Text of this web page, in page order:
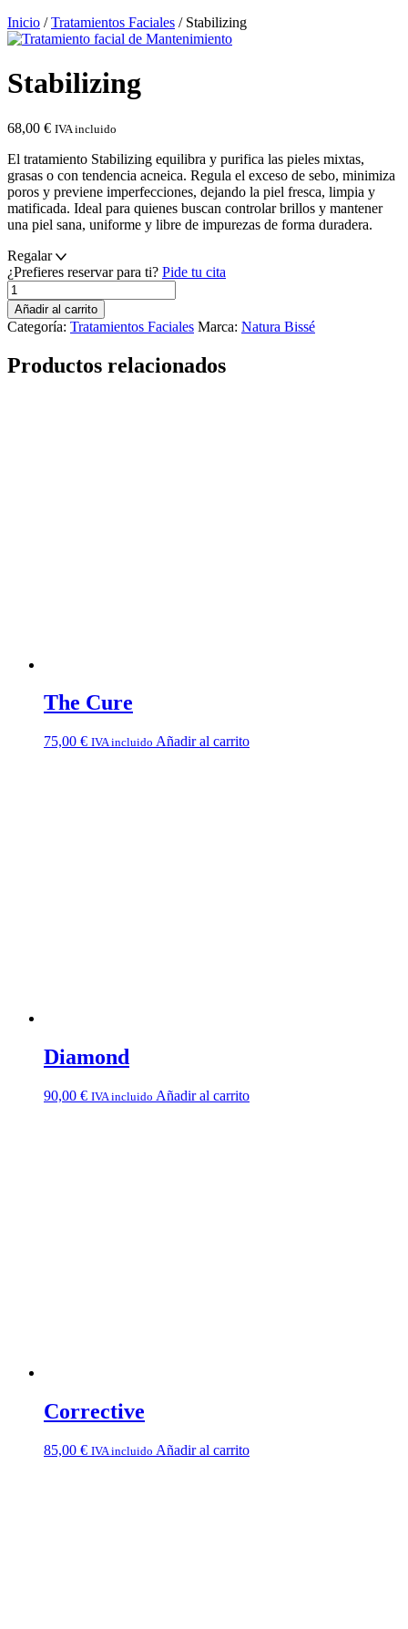
Inicio /Tratamientos Faciales / Stabilizing
Stabilizing
68,00 € IVA incluido
El tratamiento Stabilizing equilibra y purifica las pieles mixtas,
grasas o con tendencia acneica. Regula el exceso de sebo, minimiza
poros y previene imperfecciones, dejando la piel fresca, limpia y
matificada. Ideal para quienes buscan controlar brillos y mantener
una piel sana, uniforme y libre de impurezas de forma duradera.
Regalar
¿Prefieres reservar para ti? Pide tu cita
Stabilizing
cantidad
Añadir al carrito
Categoría: Tratamientos Faciales Marca: Natura Bissé
Productos relacionados
The Cure
75,00 € IVA incluido Añadir al carrito
Diamond
90,00 € IVA incluido Añadir al carrito
Corrective
85,00 € IVA incluido Añadir al carrito